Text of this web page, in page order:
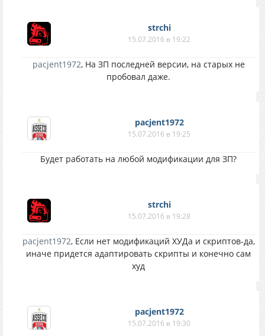
strchi
15.07.2016 в 19:22
pacjent1972, На ЗП последней версии, на старых не
пробовал даже.
pacjent1972
15.07.2016 в 19:25
Будет работать на любой модификации для ЗП?
strchi
15.07.2016 в 19:28
pacjent1972, Если нет модификаций ХУДа и скриптов-да,
иначе придется адаптировать скрипты и конечно сам
худ
pacjent1972
15.07.2016 в 19:30